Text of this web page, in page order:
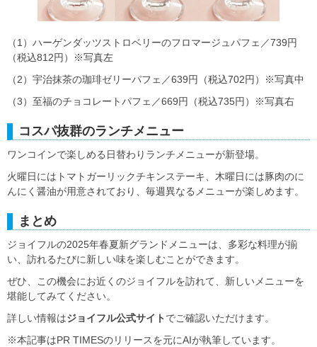
（1）ハーゲンダッツストロベリーのフロマージュパフェ／739円
（税込812円）※写真左
（2）宇治抹茶の珈琲ゼリーパフェ／639円（税込702円）※写真中
（3）至福のチョコレートパフェ／669円（税込735円）※写真右
コスパ抜群のランチメニュー
ワンコインで楽しめる日替わりランチメニューが新登場。
火曜日にはトマトガーリックチキンステーキ、木曜日には豚肉のに
んにく醤油が用意されており、毎週異なるメニューが楽しめます。
まとめ
ジョイフルの2025年春夏新グランドメニューは、多彩な料理が揃
い、訪れるたびに新しい味を楽しむことができます。
ぜひ、この機会にお近くのジョイフルを訪れて、新しいメニューを
堪能してみてください。
詳しい情報はジョイフル公式サイト でご確認いただけます。
※本記事はPR TIMESのリリースを元にAIが執筆しています。